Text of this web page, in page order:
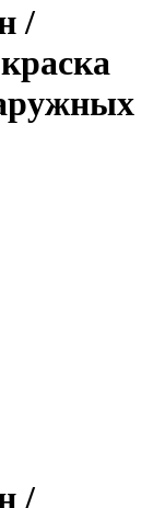
/
/